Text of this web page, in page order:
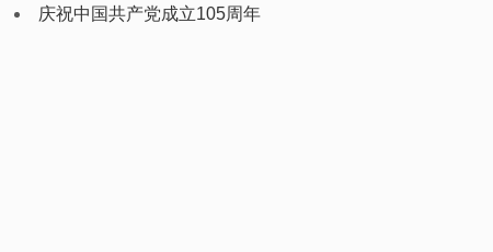
庆祝中国共产党成立105周年